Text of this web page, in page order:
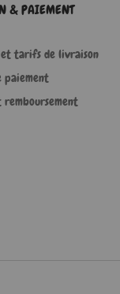
& PAIEMENT
et tarifs de livraison
paiement
remboursement